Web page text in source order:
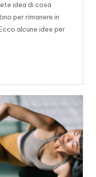
idea di cosa
per rimanere in
alcune idee per